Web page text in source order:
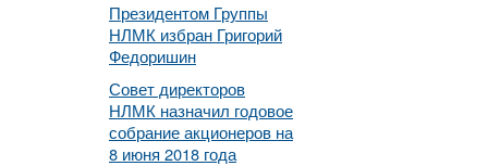
Президентом Группы
НЛМК избран Григорий
Федоришин
Совет директоров
НЛМК назначил годовое
собрание акционеров на
8 июня 2018 года